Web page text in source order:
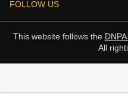
FOLLOW US
This website follows the
All